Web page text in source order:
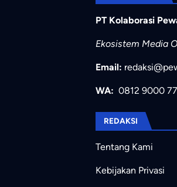
PT Kolaborasi
Ekosistem Media
Email:
WA: 0812 9000
REDAKSI
Tentang Kami
Kebijakan Privasi